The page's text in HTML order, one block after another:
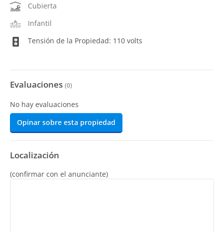
Cubierta
Infantil
Tensión de la Propiedad: 110 volts
Evaluaciones (0)
No hay evaluaciones
Opinar sobre esta propiedad
Localización
(confirmar con el anunciante)